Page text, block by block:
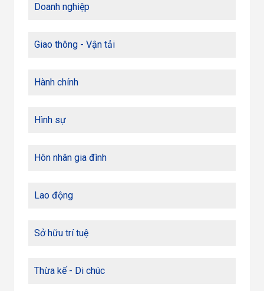
Doanh nghiệp
Giao thông - Vận tải
Hành chính
Hình sự
Hôn nhân gia đình
Lao động
Sở hữu trí tuệ
Thừa kế - Di chúc